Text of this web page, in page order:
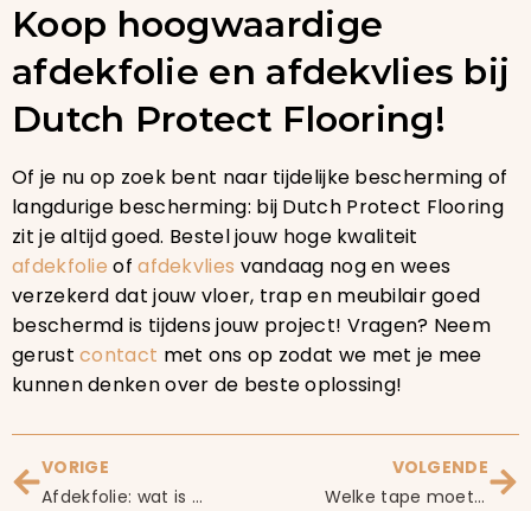
Koop hoogwaardige
afdekfolie en afdekvlies bij
Dutch Protect Flooring!
Of je nu op zoek bent naar tijdelijke bescherming of
langdurige bescherming: bij Dutch Protect Flooring
zit je altijd goed. Bestel jouw hoge kwaliteit
afdekfolie ofafdekvlies vandaag nog en wees
verzekerd dat jouw vloer, trap en meubilair goed
beschermd is tijdens jouw project! Vragen? Neem
gerustcontact met ons op zodat we met je mee
kunnen denken over de beste oplossing!
VORIGE
Afdekfolie: wat is het en wanneer gebruik je het?
VOLGENDE
Welke tape moet je gebruiken bij het afplakken van jouw plafond?